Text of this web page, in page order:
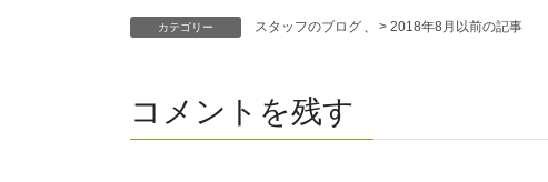
カテゴリー スタッフのブログ > 2018年8月以前の記事
コメントを残す